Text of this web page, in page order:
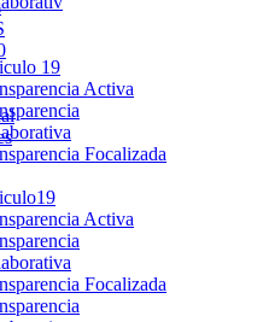
19
Activa
Focalizada
Activa
Focalizada